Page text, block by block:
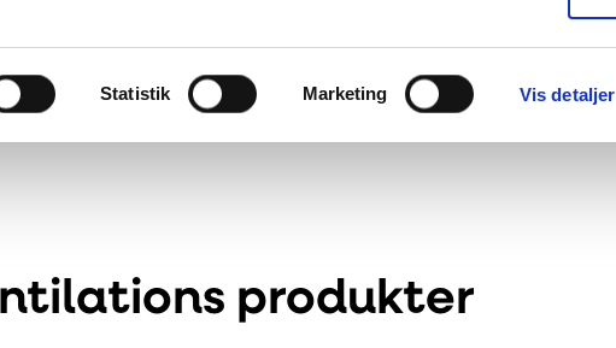
Statistik Marketing Vis detaljer
Online Privacy
produkter